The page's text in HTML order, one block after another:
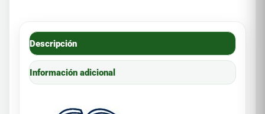
Descripción
Información adicional